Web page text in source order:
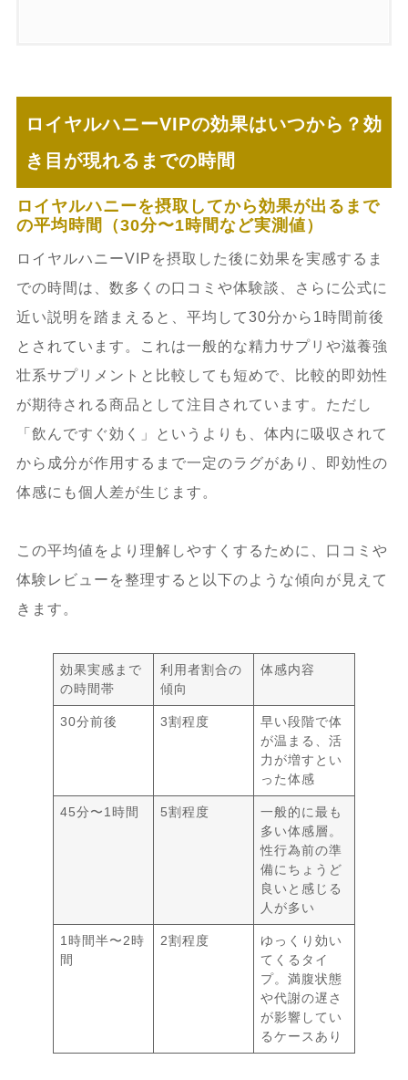
ロイヤルハニーVIPの効果はいつから？効
き目が現れるまでの時間
ロイヤルハニーを摂取してから効果が出るまで
の平均時間（30分〜1時間など実測値）
ロイヤルハニーVIPを摂取した後に効果を実感するま
での時間は、数多くの口コミや体験談、さらに公式に
近い説明を踏まえると、平均して30分から1時間前後
とされています。これは一般的な精力サプリや滋養強
壮系サプリメントと比較しても短めで、比較的即効性
が期待される商品として注目されています。ただし
「飲んですぐ効く」というよりも、体内に吸収されて
から成分が作用するまで一定のラグがあり、即効性の
体感にも個人差が生じます。
この平均値をより理解しやすくするために、口コミや
体験レビューを整理すると以下のような傾向が見えて
きます。
効果実感まで
の時間帯
利用者割合の
傾向
体感内容
30分前後 3割程度
早い段階で体
が温まる、活
力が増すとい
った体感
45分〜1時間 5割程度
一般的に最も
多い体感層。
性行為前の準
備にちょうど
良いと感じる
人が多い
1時間半〜2時
間
2割程度
ゆっくり効い
てくるタイ
プ。満腹状態
や代謝の遅さ
が影響してい
るケースあり